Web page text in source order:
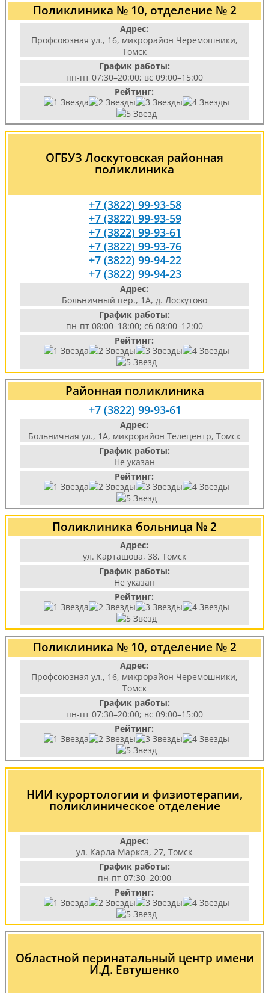
Поликлиника № 10, отделение № 2
Адрес:
Профсоюзная ул., 16, микрорайон Черемошники,
Томск
График работы:
пн-пт 07:30–20:00; вс 09:00–15:00
Рейтинг:
ОГБУЗ Лоскутовская районная
поликлиника
+7 (3822) 99-93-58
+7 (3822) 99-93-59
+7 (3822) 99-93-61
+7 (3822) 99-93-76
+7 (3822) 99-94-22
+7 (3822) 99-94-23
Адрес:
Больничный пер., 1А, д. Лоскутово
График работы:
пн-пт 08:00–18:00; сб 08:00–12:00
Рейтинг:
Районная поликлиника
+7 (3822) 99-93-61
Адрес:
Больничная ул., 1А, микрорайон Телецентр, Томск
График работы:
Не указан
Рейтинг:
Поликлиника больница № 2
Адрес:
ул. Карташова, 38, Томск
График работы:
Не указан
Рейтинг:
Поликлиника № 10, отделение № 2
Адрес:
Профсоюзная ул., 16, микрорайон Черемошники,
Томск
График работы:
пн-пт 07:30–20:00; вс 09:00–15:00
Рейтинг:
НИИ курортологии и физиотерапии,
поликлиническое отделение
Адрес:
ул. Карла Маркса, 27, Томск
График работы:
пн-пт 07:30–20:00
Рейтинг:
Областной перинатальный центр имени
И.Д. Евтушенко